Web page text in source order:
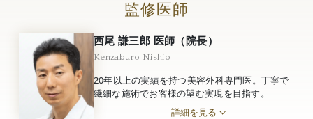
監修医師
西尾 謙三郎 医師（院長）
Kenzaburo Nishio
20年以上の実績を持つ美容外科専門医。丁寧で
繊細な施術でお客様の望む実現を目指す。
詳細を見る